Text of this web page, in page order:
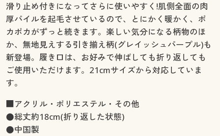
滑り止め付きになってさらに使いやすく!肌側全面の肉
厚パイルを起毛させているので、とにかく暖かく、ポ
カポカがずっと続きます。楽しい気分になる柄物のほ
か、無地見えする引き揃え柄(グレイッシュパープル)も
新登場。履き口は、お好みで伸ばしても折り返しても
ご使用いただけます。21cmサイズから対応していま
す。
■アクリル・ポリエステル・その他
●総丈約18cm(折り返した状態)
●中国製